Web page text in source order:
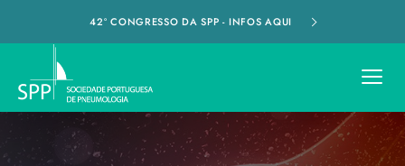
42º CONGRESSO DA SPP - INFOS AQUI